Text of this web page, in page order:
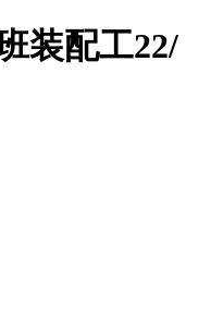
装配工22/